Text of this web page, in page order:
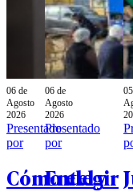
06 de
Agosto
2026
Presentado
por
Cómo elegir
06 de
Agosto
2026
Presentado
por
Entel y